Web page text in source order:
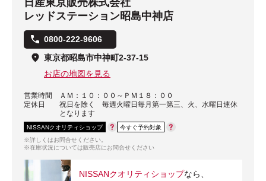
レッドステーション昭島中神店
0800-222-9606
東京都昭島市中神町2-37-15
お店の地図を見る
営業時間
ＡＭ：１０：００～ＰＭ１８：００
定休日
祝日を除く 毎週火曜日毎月第一第三、火、水曜日連休
となります
NISSANクオリティショップ
今すぐ予約対象
※詳しくはお問合せください。
※在庫状況については販売店にお問合せください
NISSANクオリティショップなら、